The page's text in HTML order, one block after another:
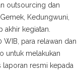
outsourcing dan
Kedungwuni,
akhir kegiatan.
WIB, para relawan dan
untuk melakukan
laporan resmi kepada